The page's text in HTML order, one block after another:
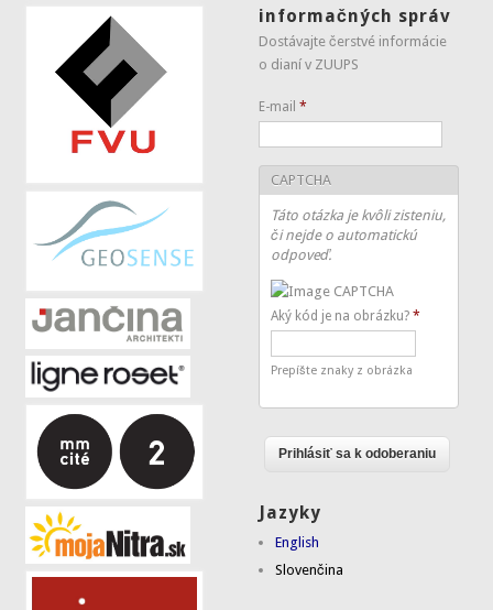
informačných správ
Dostávajte čerstvé informácie
o dianí v ZUUPS
E-mail*
CAPTCHA
Táto otázka je kvôli zisteniu,
či nejde o automatickú
odpoveď.
Aký kód je na obrázku?*
Prepíšte znaky z obrázka
Jazyky
English
Slovenčina